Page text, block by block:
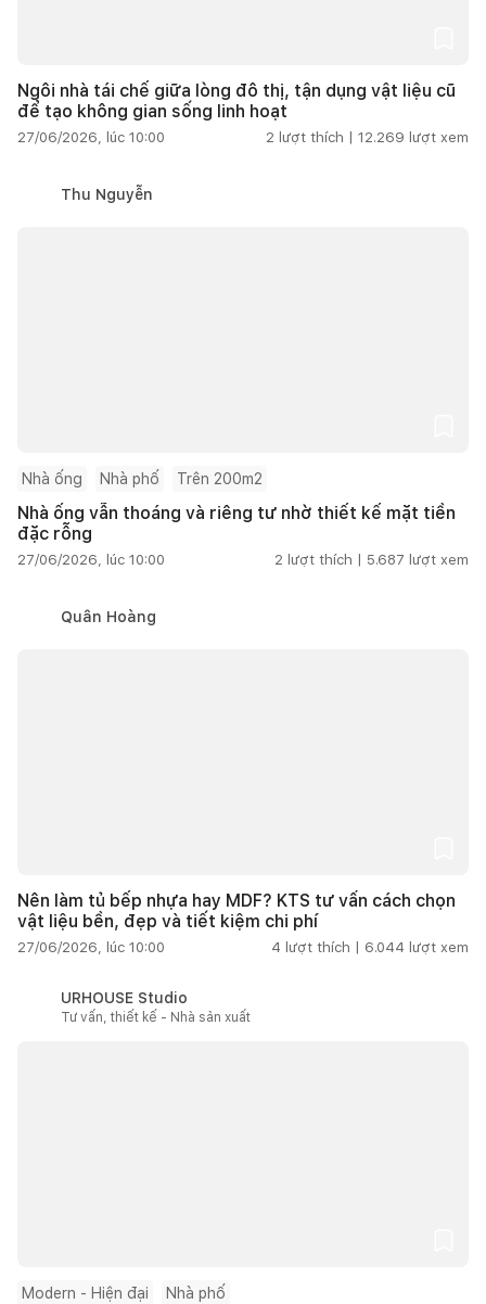
Ngôi nhà tái chế giữa lòng đô thị, tận dụng vật liệu cũ
để tạo không gian sống linh hoạt
27/06/2026, lúc 10:00 2 lượt thích | 12.269 lượt xem
Thu Nguyễn
Nhà ống Nhà phố Trên 200m2
Nhà ống vẫn thoáng và riêng tư nhờ thiết kế mặt tiền
đặc rỗng
27/06/2026, lúc 10:00 2 lượt thích | 5.687 lượt xem
Quân Hoàng
Nên làm tủ bếp nhựa hay MDF? KTS tư vấn cách chọn
vật liệu bền, đẹp và tiết kiệm chi phí
27/06/2026, lúc 10:00 4 lượt thích | 6.044 lượt xem
URHOUSE Studio
Tư vấn, thiết kế - Nhà sản xuất
Modern - Hiện đại Nhà phố